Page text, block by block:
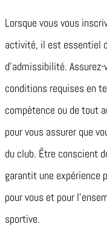
Lorsque vous vous
activité, il est essentiel
d’admissibilité.
conditions requises en
compétence ou de tout
pour vous assurer que
du club. Être conscient
garantit une expérience
pour vous et pour
sportive.